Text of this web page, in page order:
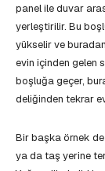
panel ile duvar
yerleştirilir. Bu
yükselir ve
evin içinden gelen
boşluğa geçer,
deliğinden tekrar
Bir başka örnek
ya da taş yerine